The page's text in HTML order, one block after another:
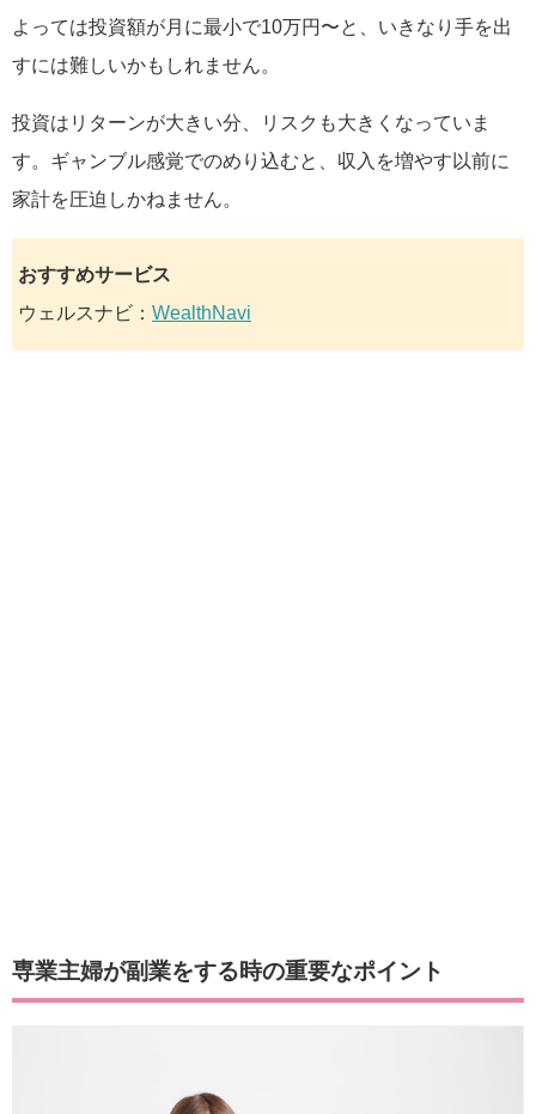
よっては投資額が月に最小で10万円〜と、いきなり手を出
すには難しいかもしれません。
投資はリターンが大きい分、リスクも大きくなっていま
す。ギャンブル感覚でのめり込むと、収入を増やす以前に
家計を圧迫しかねません。
おすすめサービス
ウェルスナビ： WealthNavi
専業主婦が副業をする時の重要なポイント